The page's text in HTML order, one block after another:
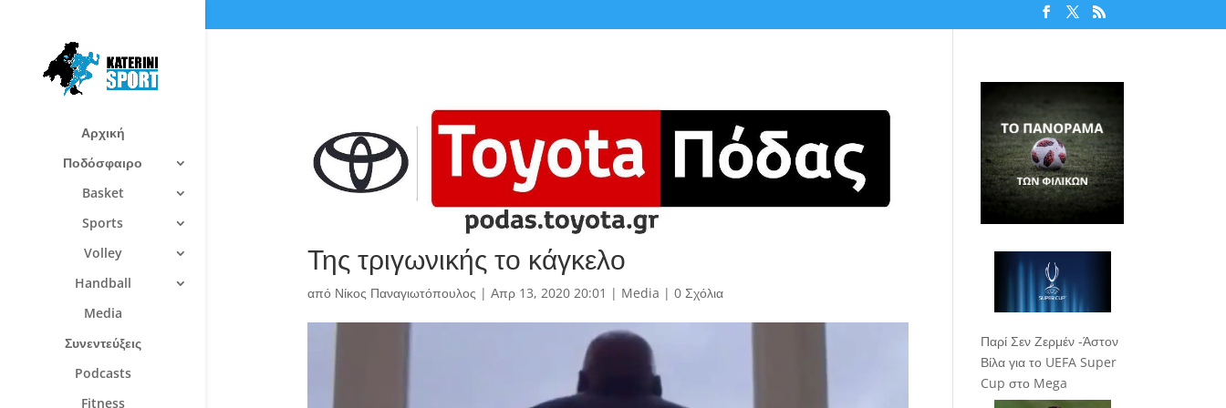
Αρχική
Ποδόσφαιρο
Basket
Sports
Volley
Handball
Media
Συνεντεύξεις
Podcasts
Fitness
Της τριγωνικής το κάγκελο
από Νίκος Παναγιωτόπουλος | Απρ 13, 2020 20:01 | Media | 0 Σχόλια
Παρί Σεν Ζερμέν -Άστον
Βίλα για το UEFA Super
Cup στο Mega